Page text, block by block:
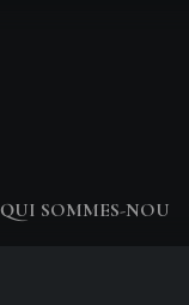
QUI SOMMES-NOU